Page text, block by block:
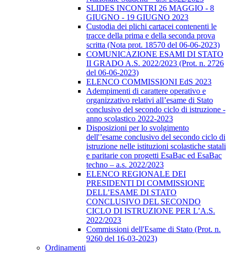
SLIDES INCONTRI 26 MAGGIO - 8
GIUGNO - 19 GIUGNO 2023
Custodia dei plichi cartacei contenenti le
tracce della prima e della seconda prova
scritta (Nota prot. 18570 del 06-06-2023)
COMUNICAZIONE ESAMI DI STATO
II GRADO A.S. 2022/2023 (Prot. n. 2726
del 06-06-2023)
ELENCO COMMISSIONI EdS 2023
Adempimenti di carattere operativo e
organizzativo relativi all’esame di Stato
conclusivo del secondo ciclo di istruzione -
anno scolastico 2022-2023
Disposizioni per lo svolgimento
dell'’esame conclusivo del secondo ciclo di
istruzione nelle istituzioni scolastiche statali
e paritarie con progetti EsaBac ed EsaBac
techno – a.s. 2022/2023
ELENCO REGIONALE DEI
PRESIDENTI DI COMMISSIONE
DELL’ESAME DI STATO
CONCLUSIVO DEL SECONDO
CICLO DI ISTRUZIONE PER L’A.S.
2022/2023
Commissioni dell'Esame di Stato (Prot. n.
9260 del 16-03-2023)
Ordinamenti